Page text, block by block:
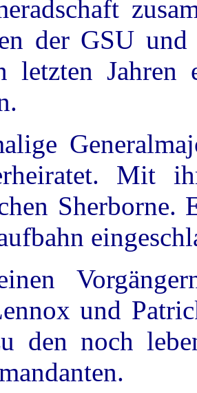
der GSU und
Jahren
Mit
Sherborne.
und
den noch